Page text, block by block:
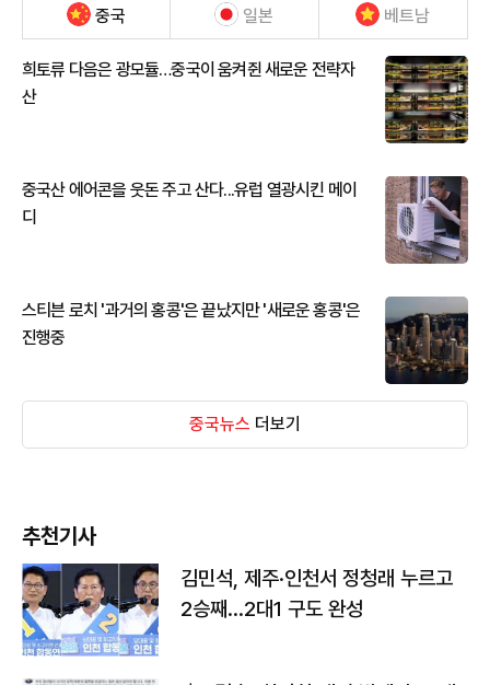
중국 일본 베트남
희토류 다음은 광모듈…중국이 움켜쥔 새로운 전략자
산
중국산 에어콘을 웃돈 주고 산다...유럽 열광시킨 메이
디
스티븐 로치 '과거의 홍콩'은 끝났지만 '새로운 홍콩'은
진행중
중국뉴스 더보기
추천기사
김민석, 제주·인천서 정청래 누르고
2승째…2대1 구도 완성